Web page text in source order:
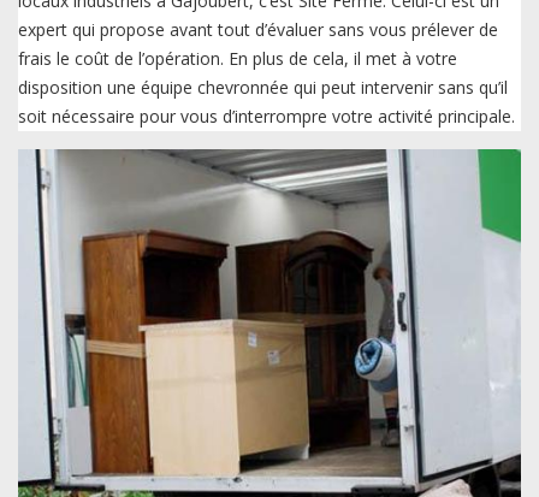
expert qui propose avant tout d’évaluer sans vous prélever de
frais le coût de l’opération. En plus de cela, il met à votre
disposition une équipe chevronnée qui peut intervenir sans qu’il
soit nécessaire pour vous d’interrompre votre activité principale.